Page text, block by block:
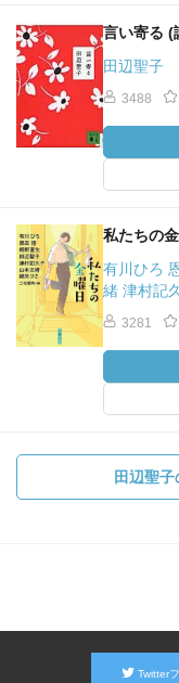
言い寄る (
田辺聖子
3488
私たちの
有川ひろ
緒 津村記
3281
田辺聖
Twitter